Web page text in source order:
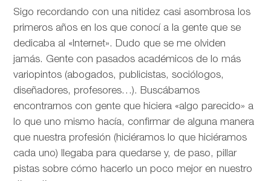
Sigo recordando con una nitidez casi asombrosa los
primeros años en los que conocí a la gente que se
dedicaba al «Internet». Dudo que se me olviden
jamás. Gente con pasados académicos de lo más
variopintos (abogados, publicistas, sociólogos,
diseñadores, profesores…). Buscábamos
encontrarnos con gente que hiciera «algo parecido» a
lo que uno mismo hacía, confirmar de alguna manera
que nuestra profesión (hiciéramos lo que hiciéramos
cada uno) llegaba para quedarse y, de paso, pillar
pistas sobre cómo hacerlo un poco mejor en nuestro